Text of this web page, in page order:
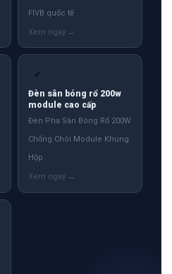
FIVB quốc tế
✓
Đèn sân bóng rổ 200w
module cao cấp
Đèn Pha Sân Bóng Rổ 200W
Chống Chói Module Khung
Hộp